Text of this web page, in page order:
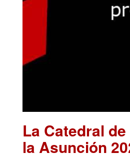
La Catedral
la Asunción